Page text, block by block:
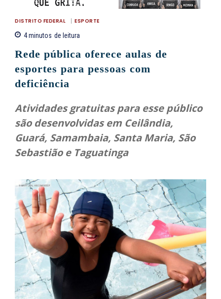
DISTRITO FEDERAL ESPORTE
4minutos de leitura
Rede pública oferece aulas de
esportes para pessoas com
deficiência
Atividades gratuitas para esse público
são desenvolvidas em Ceilândia,
Guará, Samambaia, Santa Maria, São
Sebastião e Taguatinga